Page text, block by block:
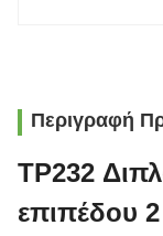
Περιγραφή
TP232
επιπέδου 2